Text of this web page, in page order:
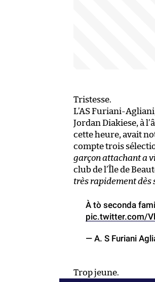
Tristesse.
L’AS Furiani-
Jordan Diakiese, à
cette heure, avait
compte trois
garçon attachant a
club de l’Île de
très rapidement dès
À tò seconda
pic.twitter.com/
— A. S Furiani
Trop jeune.